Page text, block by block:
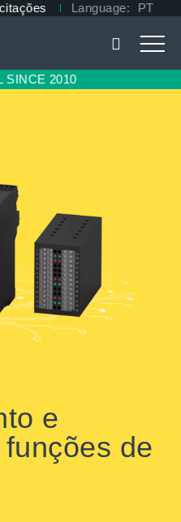
Language: PT
SINCE 2010
e
de